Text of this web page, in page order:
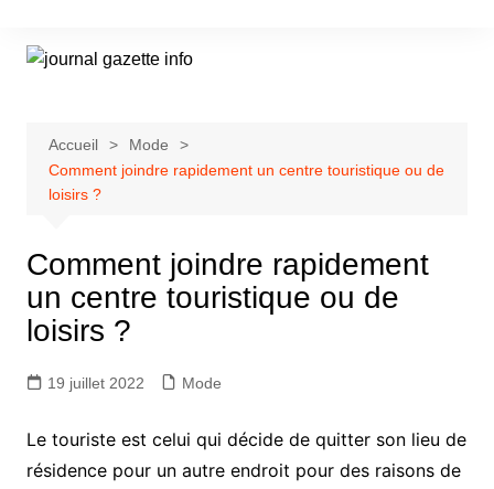
contenu
Accueil
Mode
Comment joindre rapidement un centre touristique ou de
loisirs ?
Comment joindre rapidement
un centre touristique ou de
loisirs ?
19 juillet 2022 Mode
Le touriste est celui qui décide de quitter son lieu de
résidence pour un autre endroit pour des raisons de